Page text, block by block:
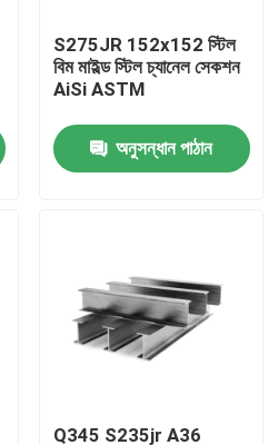
S275JR 152x152 স্টিল
বিম মাইল্ড স্টিল চ্যানেল সেকশন
AiSi ASTM
অনুসন্ধান পাঠান
Q345 S235jr A36